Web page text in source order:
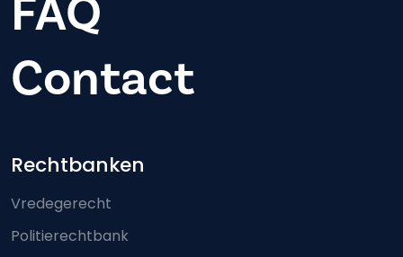
FAQ
Contact
Footer-menu
Rechtbanken
Vredegerecht
Politierechtbank